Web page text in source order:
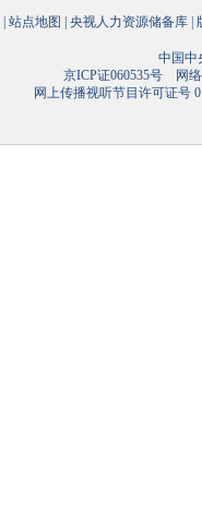
站点地图 央视人力资源储备库
中国中
京ICP证060535号网络
网上传播视听节目许可证号